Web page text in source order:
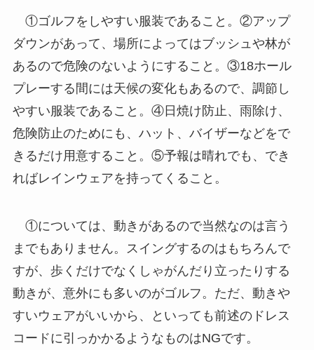
①ゴルフをしやすい服装であること。②アップ
ダウンがあって、場所によってはブッシュや林が
あるので危険のないようにすること。③18ホール
プレーする間には天候の変化もあるので、調節し
やすい服装であること。④日焼け防止、雨除け、
危険防止のためにも、ハット、バイザーなどをで
きるだけ用意すること。⑤予報は晴れでも、でき
ればレインウェアを持ってくること。
①については、動きがあるので当然なのは言う
までもありません。スイングするのはもちろんで
すが、歩くだけでなくしゃがんだり立ったりする
動きが、意外にも多いのがゴルフ。ただ、動きや
すいウェアがいいから、といっても前述のドレス
コードに引っかかるようなものはNGです。